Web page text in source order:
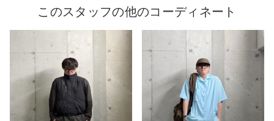
このスタッフの他のコーディネート